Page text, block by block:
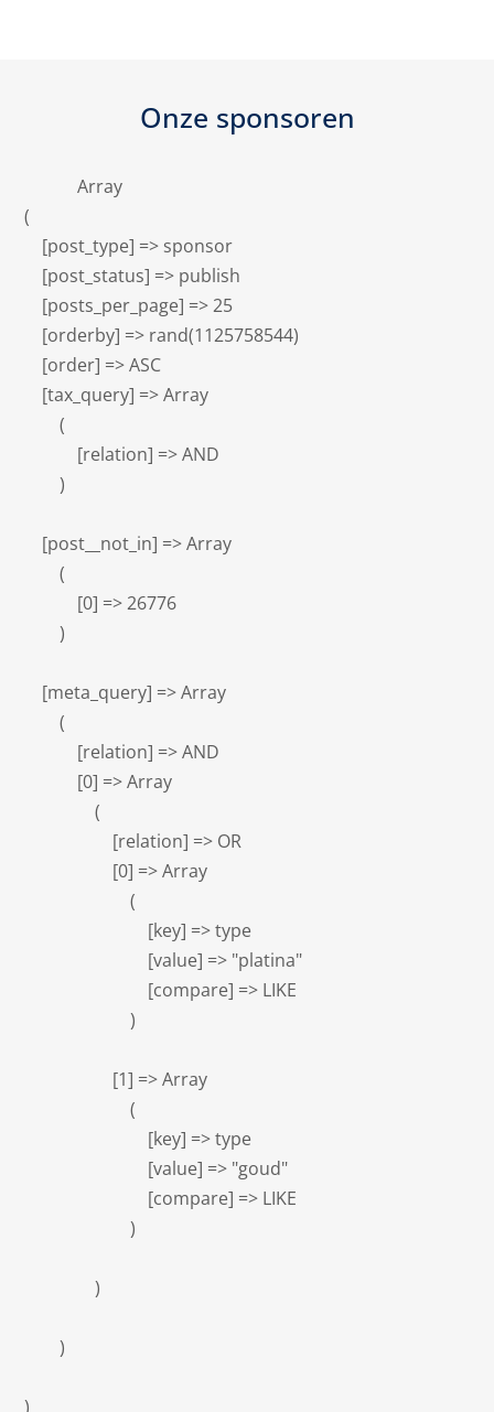
Onze sponsoren
            Array
(
    [post_type] => sponsor
    [post_status] => publish
    [posts_per_page] => 25
    [orderby] => rand(1125758544)
    [order] => ASC
    [tax_query] => Array
        (
            [relation] => AND
        )
    [post__not_in] => Array
        (
            [0] => 26776
        )
    [meta_query] => Array
        (
            [relation] => AND
            [0] => Array
                (
                    [relation] => OR
                    [0] => Array
                        (
                            [key] => type
                            [value] => "platina"
                            [compare] => LIKE
                        )
                    [1] => Array
                        (
                            [key] => type
                            [value] => "goud"
                            [compare] => LIKE
                        )
                )
        )
)